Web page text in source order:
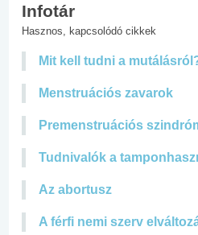
Infotár
Hasznos, kapcsolódó cikkek
Mit kell tudni a
Menstruációs zavarok
Premenstruációs
Tudnivalók a
Az abortusz
A férfi nemi szerv